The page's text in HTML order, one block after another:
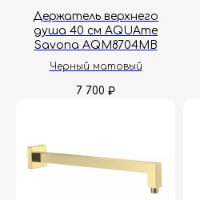
Держатель верхнего
душа 40 см AQUAme
Savona AQM8704MB
Черный матовый
7 700 ₽
Москва, Новопесчаная улица, 19к1
+7 (495) 782-78-74
info@aquame-shop.ru
Принимаем звонки и обрабатываем